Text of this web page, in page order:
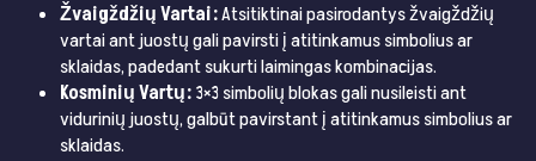
Žvaigždžių Vartai:Atsitiktinai pasirodantys žvaigždžių
vartai ant juostų gali pavirsti į atitinkamus simbolius ar
sklaidas, padedant sukurti laimingas kombinacijas.
Kosminių Vartų:3×3 simbolių blokas gali nusileisti ant
vidurinių juostų, galbūt pavirstant į atitinkamus simbolius ar
sklaidas.